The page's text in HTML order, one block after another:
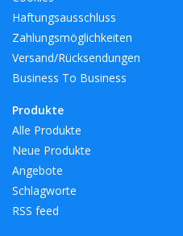
Haftungsausschluss
Zahlungsmöglichkeiten
Versand/Rücksendungen
Business To Business
Produkte
Alle Produkte
Neue Produkte
Angebote
Schlagworte
RSS feed